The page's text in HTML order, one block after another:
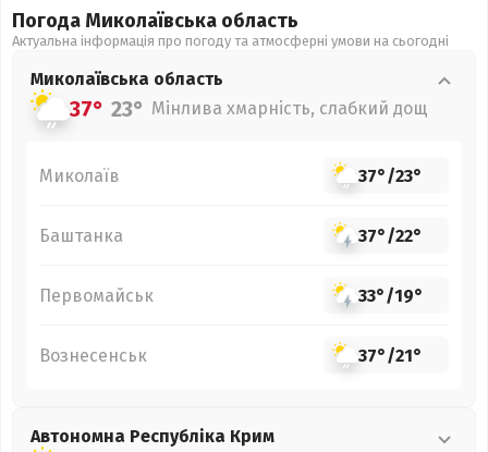
Погода Миколаївська область
Актуальна інформація про погоду та атмосферні умови на сьогодні
Миколаївська область
37° 23° Мінлива хмарність, слабкий дощ
Миколаїв 37°/23°
Баштанка 37°/22°
Первомайськ 33°/19°
Вознесенськ 37°/21°
Автономна Республіка Крим